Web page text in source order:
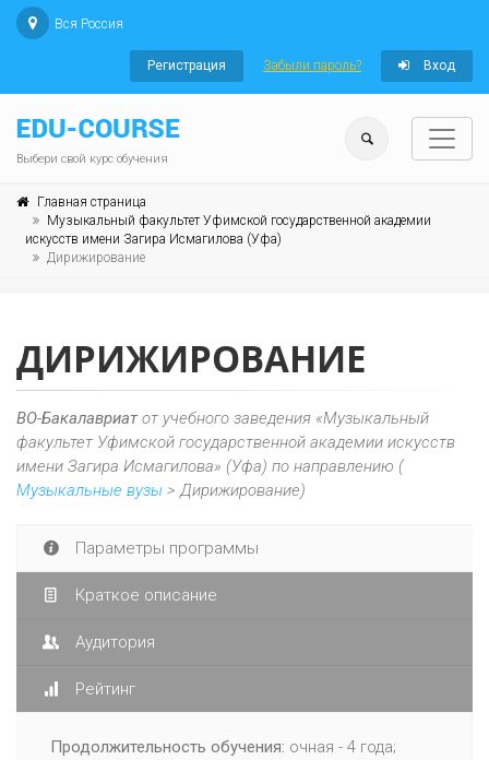
Вся Россия
Регистрация Забыли пароль? Вход
Выбери свой курс обучения
Главная страница
Музыкальный факультет Уфимской государственной академии
искусств имени Загира Исмагилова (Уфа)
Дирижирование
ДИРИЖИРОВАНИЕ
ВО-Бакалавриатот учебного заведения «Музыкальный
факультет Уфимской государственной академии искусств
имени Загира Исмагилова» (Уфа) по направлению (
Музыкальные вузы > Дирижирование)
Параметры программы
Краткое описание
Аудитория
Рейтинг
Продолжительность обучения: очная - 4 года;